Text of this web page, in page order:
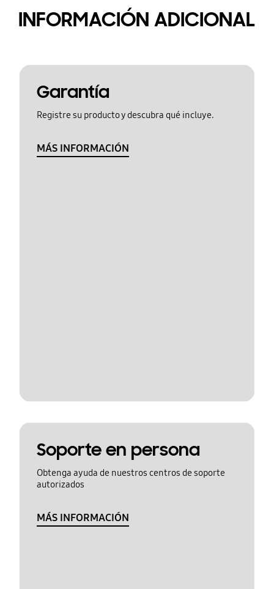
INFORMACIÓN ADICIONAL
Garantía
Registre su producto y descubra qué incluye.
MÁS INFORMACIÓN
Soporte en persona
Obtenga ayuda de nuestros centros de soporte
autorizados
MÁS INFORMACIÓN